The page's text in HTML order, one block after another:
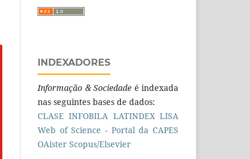
INDEXADORES
Informação & Sociedade é indexada
nas seguintes bases de dados:
CLASE INFOBILA LATINDEX LISA
Web of Science - Portal da CAPES
OAister Scopus/Elsevier